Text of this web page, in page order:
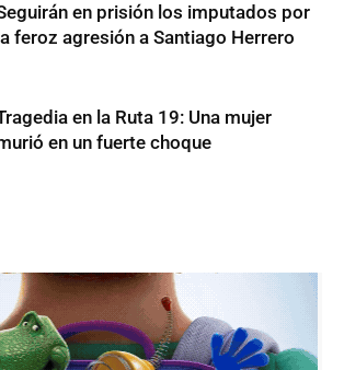
en prisión los imputados por
la feroz agresión a Santiago Herrero
en la Ruta 19: Una mujer
en un fuerte choque